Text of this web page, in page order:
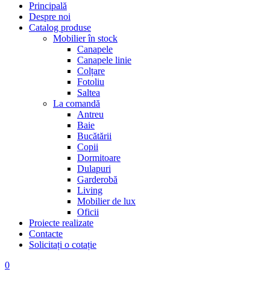
Principală
Despre noi
Catalog produse
Mobilier în stock
Canapele
Canapele linie
Colțare
Fotoliu
Saltea
La comandă
Antreu
Baie
Bucătării
Copii
Dormitoare
Dulapuri
Garderobă
Living
Mobilier de lux
Oficii
Proiecte realizate
Contacte
Solicitați o cotație
0